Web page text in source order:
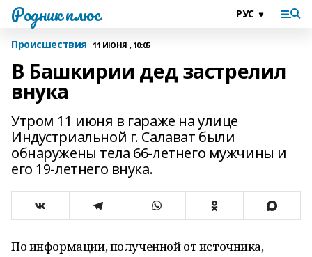
Родник плюс
Происшествия 11 ИЮНЯ , 10:05
В Башкирии дед застрелил
внука
Утром 11 июня в гараже на улице
Индустриальной г. Салават были
обнаружены тела 66-летнего мужчины и
его 19-летнего внука.
По информации, полученной от источника,